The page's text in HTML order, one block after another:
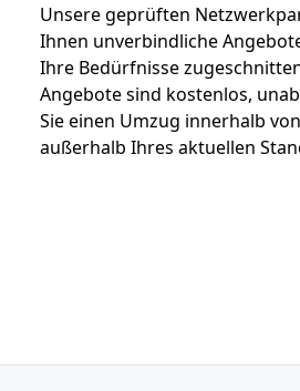
Unsere geprüften
Ihnen unverbindliche
Ihre Bedürfnisse
Angebote sind kostenlos,
Sie einen Umzug innerhalb
außerhalb Ihres aktuellen